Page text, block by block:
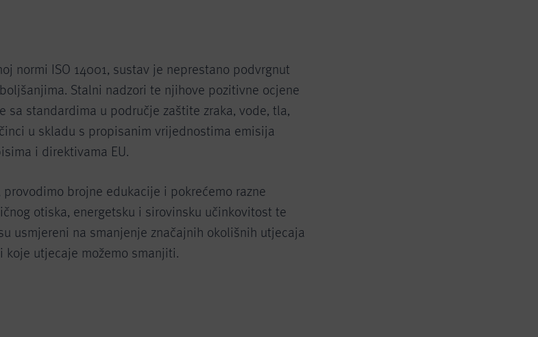
normi ISO 14001, sustav je neprestano podvrgnut
Stalni nadzori te njihove pozitivne ocjene
sa standardima u područje zaštite zraka, vode, tla,
u skladu s propisanim vrijednostima emisija
i direktivama EU.
brojne edukacije i pokrećemo razne
otiska, energetsku i sirovinsku učinkovitost te
usmjereni na smanjenje značajnih okolišnih utjecaja
utjecaje možemo smanjiti.